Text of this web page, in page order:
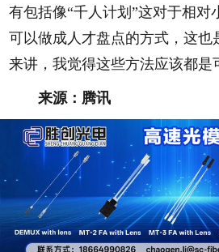
有包括像“千人计划”这对于相对
可以做成人才盘点的方式，这也
来讲，我觉得这些方法应该都是
来源：腾讯